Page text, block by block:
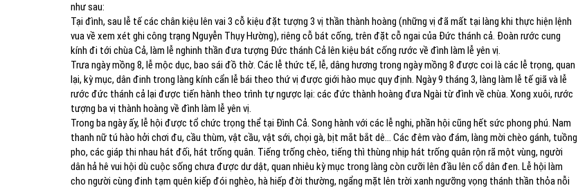
như sau:
Tại đình, sau lễ tế các chân kiệu lên vai 3 cỗ kiệu đặt tượng 3 vị thần thành hoàng (những vị đã mất tại làng khi thực hiện lệnh
vua về xem xét ghi công trạng Nguyễn Thụy Hường), riêng cỗ bát cống, trên đặt cỗ ngai của Đức thánh cả. Đoàn rước cung
kính đi tới chùa Cả, làm lễ nghinh thần đưa tượng Đức thánh Cả lên kiệu bát cống rước về đình làm lễ yên vị.
Trưa ngày mồng 8, lễ mộc dục, bao sái đồ thờ. Các lễ thức tế, lễ, dâng hương trong ngày mồng 8 được coi là các lễ trọng, quan
lại, kỳ mục, dân đinh trong làng kính cẩn lễ bái theo thứ vị được giới hào mục quy định. Ngày 9 tháng 3, làng làm lễ tế giã và lễ
rước đức thánh cả lại được tiến hành theo trình tự ngược lại: các đức thành hoàng đưa Ngài từ đình về chùa. Xong xuôi, rước
tượng ba vị thành hoàng về đình làm lễ yên vị.
Trong ba ngày ấy, lễ hội được tổ chức trọng thể tại Đình Cả. Song hành với các lễ nghi, phần hội cũng hết sức phong phú. Nam
thanh nữ tú hào hởi chơi đu, cầu thùm, vật cầu, vật sới, chọi gà, bịt mắt bắt dê… Các đêm vào đám, làng mời chèo gánh, tuồng
pho, các giáp thi nhau hát đối, hát trống quân. Tiếng trống chèo, tiếng thì thùng nhịp hát trống quân rộn rã một vùng, người
dân hả hê vui hội dù cuộc sống chưa được dư dật, quan nhiêu kỳ mục trong làng còn cưỡi lên đầu lên cổ dân đen. Lễ hội làm
cho người cùng đinh tạm quên kiếp đói nghèo, hà hiếp đời thường, ngẩng mặt lên trời xanh ngưỡng vọng thánh thần thỏa nỗi